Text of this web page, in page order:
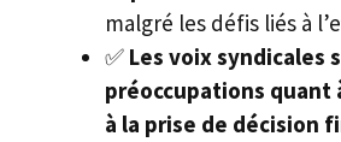
malgré les défis liés à
✅ Les voix syndicales
préoccupations quant
à la prise de décision